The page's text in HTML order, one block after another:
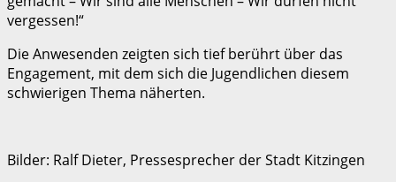
vergessen!“
Die Anwesenden zeigten sich tief berührt über das
Engagement, mit dem sich die Jugendlichen diesem
schwierigen Thema näherten.
Bilder: Ralf Dieter, Pressesprecher der Stadt Kitzingen